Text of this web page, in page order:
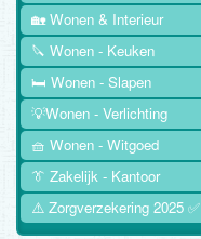
🏡 Wonen & Interieur
🔪 Wonen - Keuken
🛏️ Wonen - Slapen
💡Wonen - Verlichting
🧺 Wonen - Witgoed
👔 Zakelijk - Kantoor
⚠️ Zorgverzekering 2025 ✅